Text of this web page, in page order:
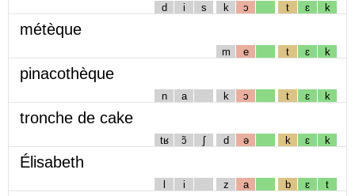
d i s k ɔ t ɛ k
métèque
m e t ɛ k
pinacothèque
n a k ɔ t ɛ k
tronche de cake
tʁ ɔ̃ ʃ d ə k ɛ k
Élisabeth
l i z a b ɛ t